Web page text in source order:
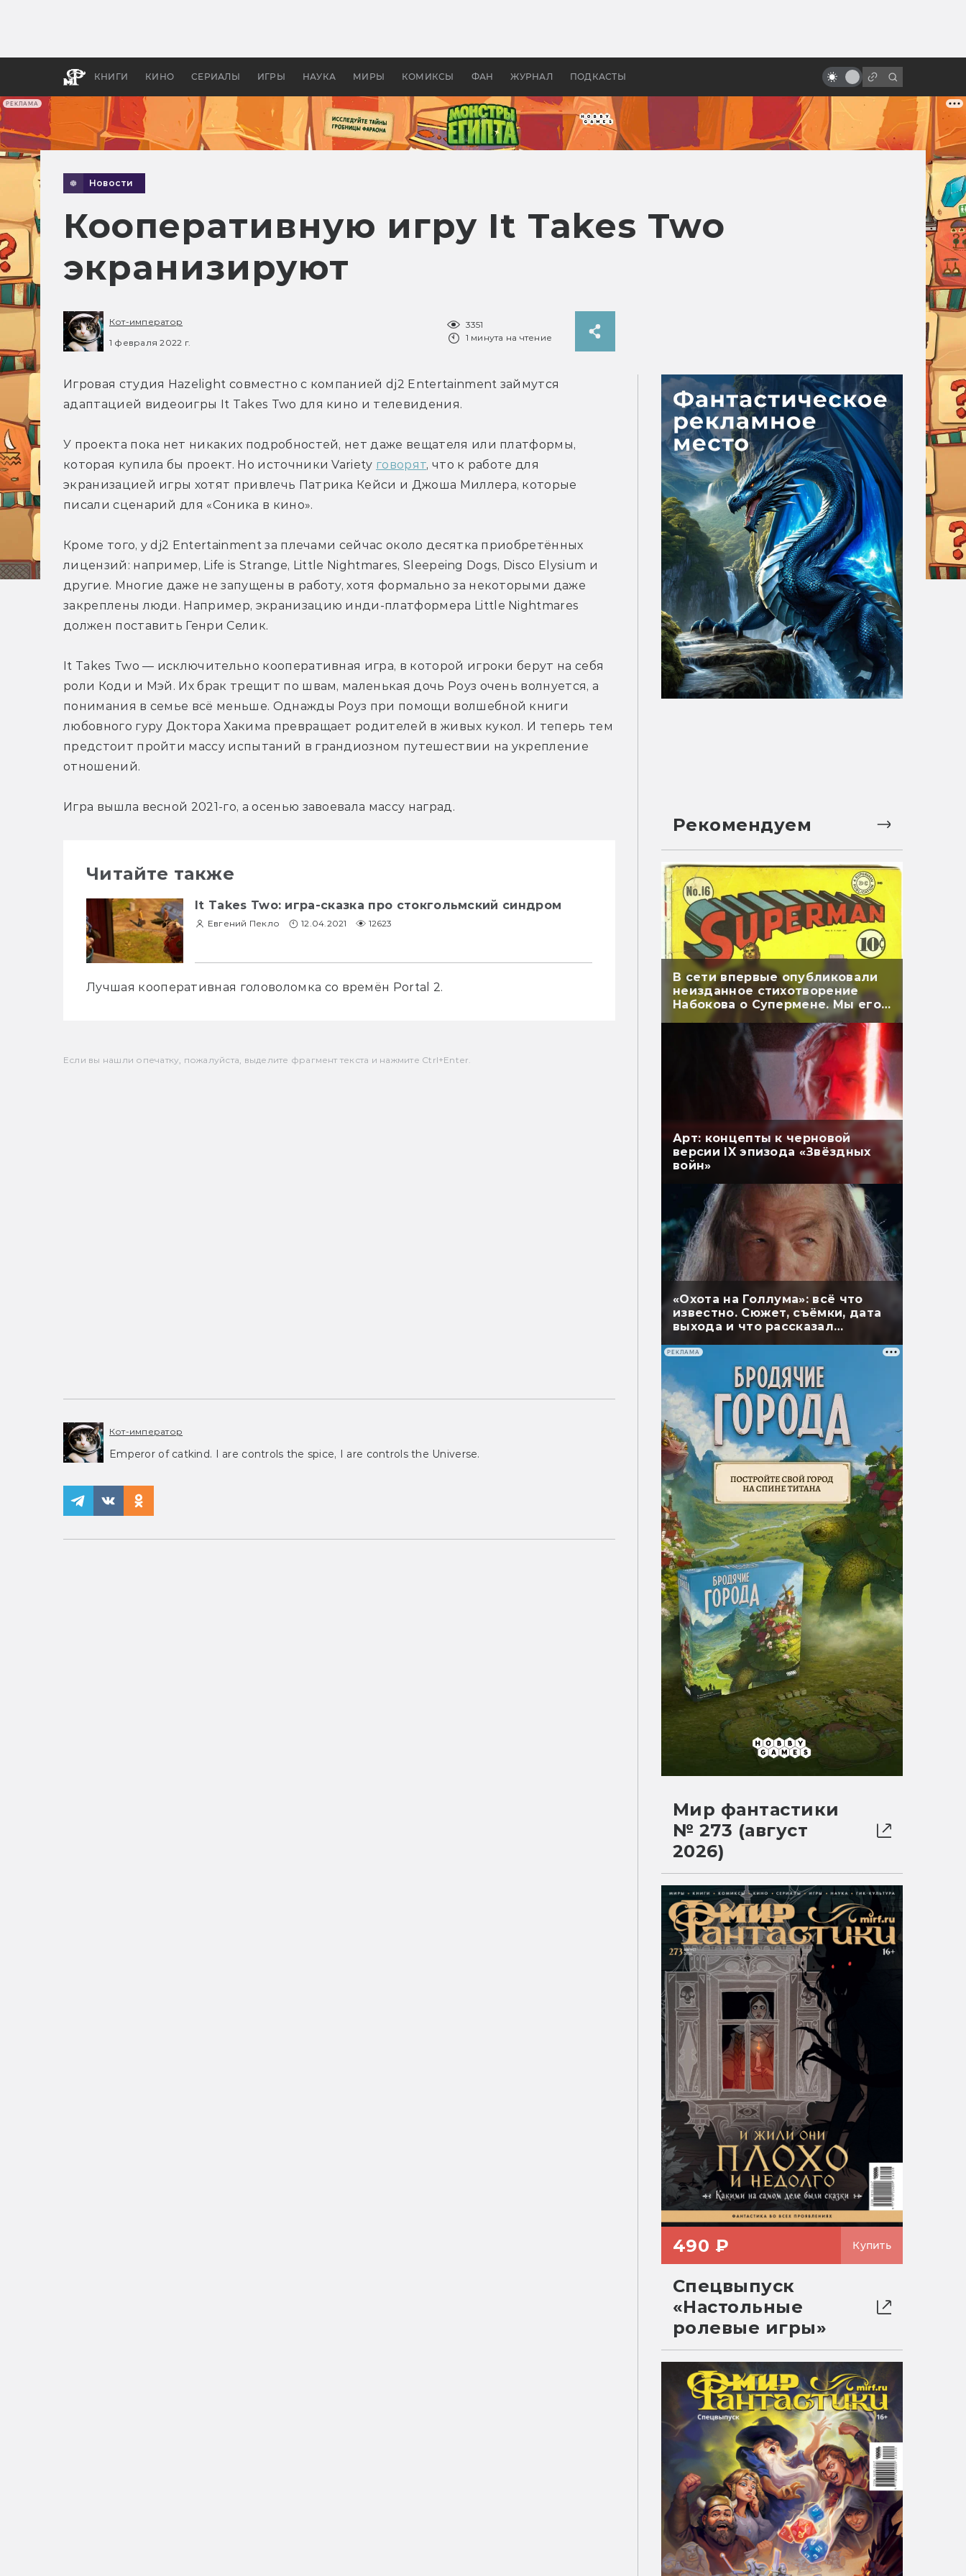
РЕКЛАМА
КНИГИ КИНО СЕРИАЛЫ ИГРЫ НАУКА МИРЫ КОМИКСЫ ФАН ЖУРНАЛ ПОДКАСТЫ
апокалипсис, в России —
бы «Властелина колец»
легенды
Новости
Кооперативную игру It Takes Two
экранизируют
Кот-император
1 февраля 2022 г.
3351
1 минута на чтение
Игровая студия Hazelight совместно с компанией dj2 Entertainment займутся
адаптацией видеоигры It Takes Two для кино и телевидения.
У проекта пока нет никаких подробностей, нет даже вещателя или платформы,
которая купила бы проект. Но источники Variety говорят, что к работе для
экранизацией игры хотят привлечь Патрика Кейси и Джоша Миллера, которые
писали сценарий для «Соника в кино».
Кроме того, у dj2 Entertainment за плечами сейчас около десятка приобретённых
лицензий: например, Life is Strange, Little Nightmares, Sleepeing Dogs, Disco Elysium и
другие. Многие даже не запущены в работу, хотя формально за некоторыми даже
закреплены люди. Например, экранизацию инди-платформера Little Nightmares
должен поставить Генри Селик.
It Takes Two — исключительно кооперативная игра, в которой игроки берут на себя
роли Коди и Мэй. Их брак трещит по швам, маленькая дочь Роуз очень волнуется, а
понимания в семье всё меньше. Однажды Роуз при помощи волшебной книги
любовного гуру Доктора Хакима превращает родителей в живых кукол. И теперь тем
предстоит пройти массу испытаний в грандиозном путешествии на укрепление
отношений.
Игра вышла весной 2021-го, а осенью завоевала массу наград.
Читайте также
It Takes Two: игра-сказка про стокгольмский синдром
Евгений Пекло 12.04.2021 12623
Лучшая кооперативная головоломка со времён Portal 2.
Если вы нашли опечатку, пожалуйста, выделите фрагмент текста и нажмите Ctrl+Enter.
Кот-император
Emperor of catkind. I are controls the spice, I are controls the Universe.
Рекомендуем
В сети впервые опубликовали
неизданное стихотворение
Набокова о Супермене. Мы его
перевели
Арт: концепты к черновой
версии IX эпизода «Звёздных
войн»
«Охота на Голлума»: всё что
известно. Сюжет, съёмки, дата
выхода и что рассказал
РЕКЛАМА
Мир фантастики
№ 273 (август
2026)
490 ₽ Купить
Спецвыпуск
«Настольные
ролевые игры»